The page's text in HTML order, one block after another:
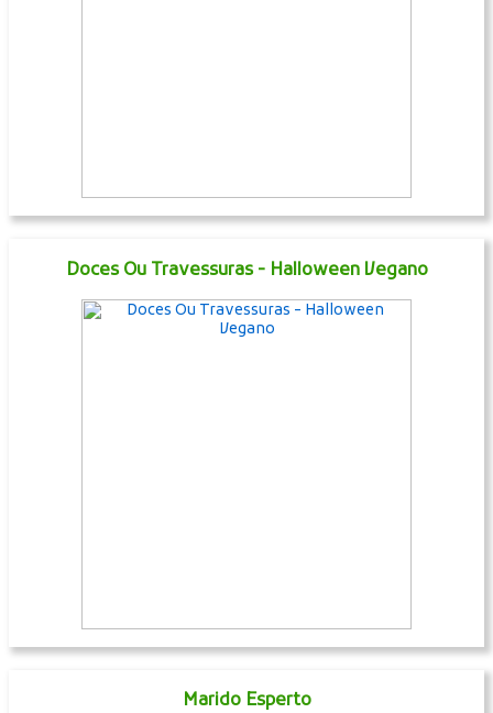
Doces Ou Travessuras - Halloween Vegano
Marido Esperto